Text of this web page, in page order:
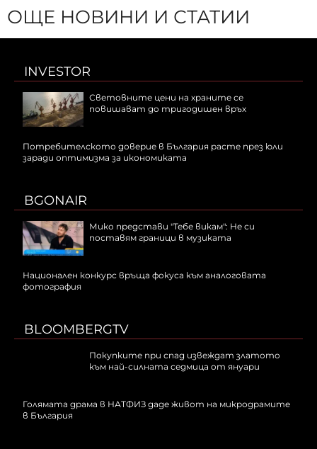
ОЩЕ НОВИНИ И СТАТИИ
INVESTOR
Световните цени на храните се
повишават до тригодишен връх
Потребителското доверие в България расте през юли
заради оптимизма за икономиката
BGONAIR
Мико представи "Тебе викам": Не си
поставям граници в музиката
Национален конкурс връща фокуса към аналоговата
фотография
BLOOMBERGTV
Покупките при спад извеждат златото
към най-силната седмица от януари
Голямата драма в НАТФИЗ даде живот на микродрамите
в България